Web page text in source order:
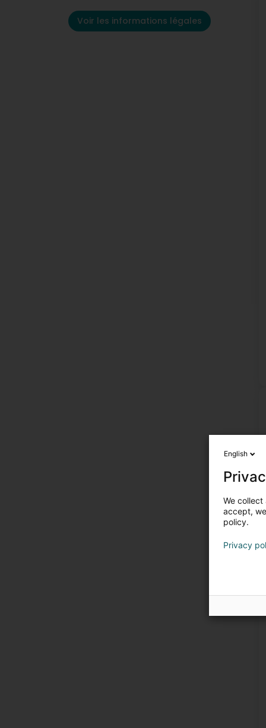
Voir les informations légales
English
We
accept,
policy.
Privacy